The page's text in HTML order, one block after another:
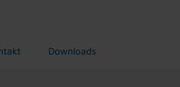
Downloads